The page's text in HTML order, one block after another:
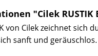
"Cilek RUSTIK
von Cilek zeichnet sich
sanft und